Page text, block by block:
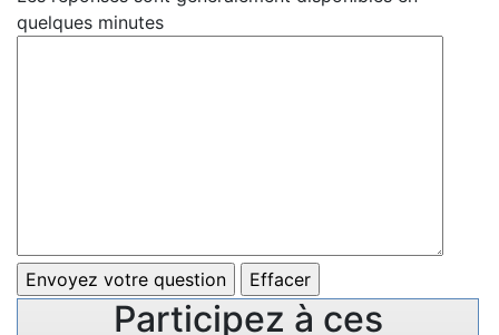
quelques minutes
Participez à ces